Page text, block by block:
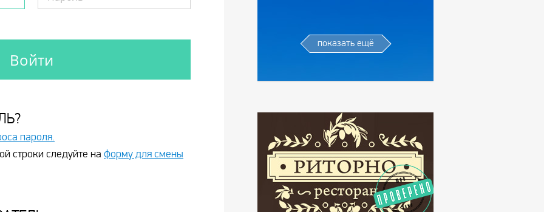
показать ещё
пароля.
строки следуйте на форму для смены